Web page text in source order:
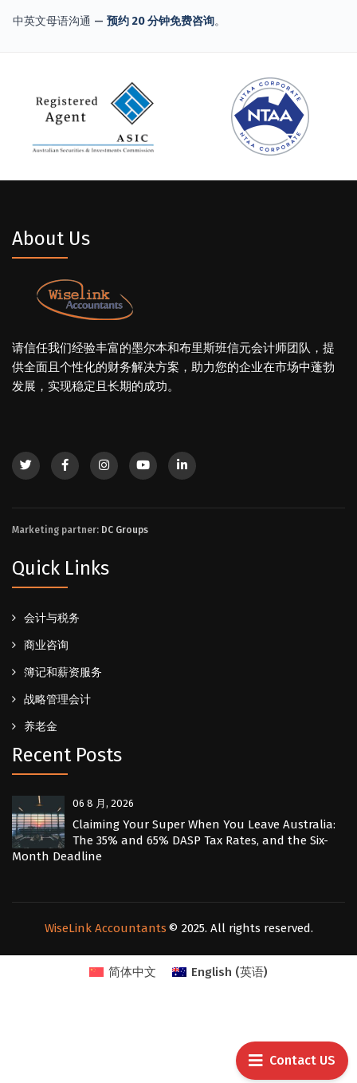
中英文母语沟通 — 预约 20 分钟免费咨询。
About Us
请信任我们经验丰富的墨尔本和布里斯班信元会计师团队，提
供全面且个性化的财务解决方案，助力您的企业在市场中蓬勃
发展，实现稳定且长期的成功。
Marketing partner: DC Groups
Quick Links
会计与税务
商业咨询
簿记和薪资服务
战略管理会计
养老金
Recent Posts
06 8 月, 2026
Claiming Your Super When You Leave Australia:
The 35% and 65% DASP Tax Rates, and the Six-
Month Deadline
WiseLink Accountants © 2025. All rights reserved.
Contact US
简体中文 English (英语)